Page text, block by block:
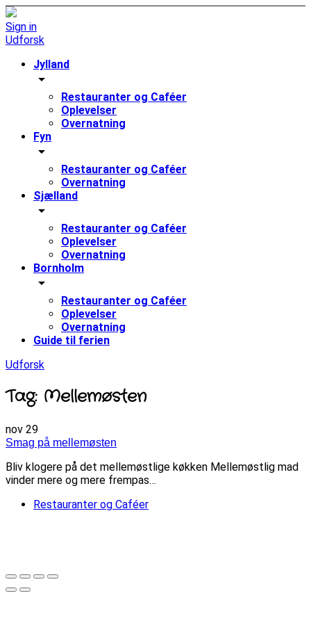
Sign in
Udforsk
Jylland
arrow_drop_down
Restauranter og Caféer
Oplevelser
Overnatning
Fyn
arrow_drop_down
Restauranter og Caféer
Overnatning
Sjælland
arrow_drop_down
Restauranter og Caféer
Oplevelser
Overnatning
Bornholm
arrow_drop_down
Restauranter og Caféer
Oplevelser
Overnatning
Guide til ferien
Udforsk
Tag: Mellemøsten
nov 29
Smag på mellemøsten
Bliv klogere på det mellemøstlige køkken Mellemøstlig mad
vinder mere og mere frempas…
Restauranter og Caféer